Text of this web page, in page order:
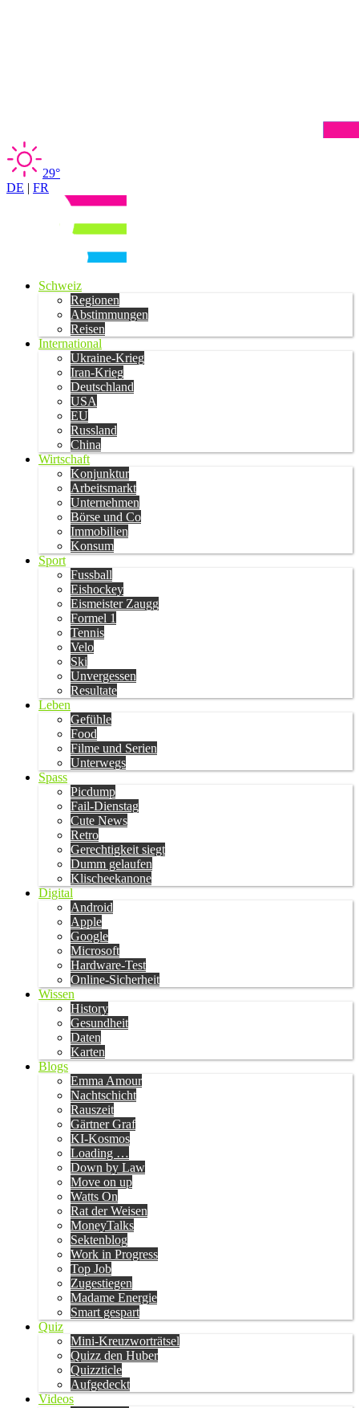
29°
DE | FR
Schweiz
Regionen
Abstimmungen
Reisen
International
Ukraine-Krieg
Iran-Krieg
Deutschland
USA
EU
Russland
China
Wirtschaft
Konjunktur
Arbeitsmarkt
Unternehmen
Börse und Co
Immobilien
Konsum
Sport
Fussball
Eishockey
Eismeister Zaugg
Formel 1
Tennis
Velo
Ski
Unvergessen
Resultate
Leben
Gefühle
Food
Filme und Serien
Unterwegs
Spass
Picdump
Fail-Dienstag
Cute News
Retro
Gerechtigkeit siegt
Dumm gelaufen
Klischeekanone
Digital
Android
Apple
Google
Microsoft
Hardware-Test
Online-Sicherheit
Wissen
History
Gesundheit
Daten
Karten
Blogs
Emma Amour
Nachtschicht
Rauszeit
Gärtner Graf
KI-Kosmos
Loading …
Down by Law
Move on up
Watts On
Rat der Weisen
MoneyTalks
Sektenblog
Work in Progress
Top Job
Zugestiegen
Madame Energie
Smart gespart
Quiz
Mini-Kreuzworträtsel
Quizz den Huber
Quizzticle
Aufgedeckt
Videos